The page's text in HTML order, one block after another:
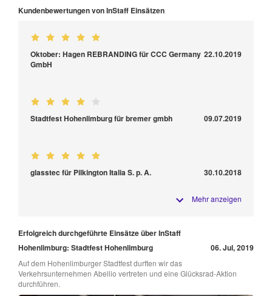
Kundenbewertungen von InStaff Einsätzen
Oktober: Hagen REBRANDING für CCC Germany
GmbH
22.10.2019
Stadtfest Hohenlimburg für bremer gmbh 09.07.2019
glasstec für Pilkington Italia S. p. A. 30.10.2018
Mehr anzeigen
Erfolgreich durchgeführte Einsätze über InStaff
Hohenlimburg: Stadtfest Hohenlimburg
06. Jul, 2019
Auf dem Hohenlimburger Stadtfest durften wir das
Verkehrsunternehmen Abellio vertreten und eine Glücksrad-Aktion
durchführen.